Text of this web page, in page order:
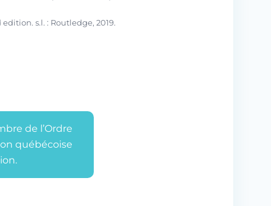
s.l. : Routledge, 2019.
de l’Ordre
québécoise